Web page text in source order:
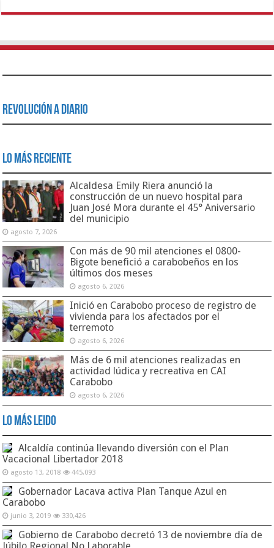
Revolución a Diario
Lo Más Reciente
Alcaldesa Emily Riera anunció la
construcción de un nuevo hospital para
Juan José Mora durante el 45° Aniversario
del municipio
agosto 7, 2026
Con más de 90 mil atenciones el 0800-
Bigote benefició a carabobeños en los
últimos dos meses
agosto 6, 2026
Inició en Carabobo proceso de registro de
vivienda para los afectados por el
terremoto
agosto 6, 2026
Más de 6 mil atenciones realizadas en
actividad lúdica y recreativa en CAI
Carabobo
agosto 6, 2026
Lo Más Leido
Alcaldía continúa llevando diversión con el Plan
Vacacional Libertador 2018
agosto 13, 2018 445,093
Gobernador Lacava activa Plan Tanque Azul en
Carabobo
junio 3, 2019 330,426
Gobierno de Carabobo decretó 13 de noviembre día de
Júbilo Regional No Laborable